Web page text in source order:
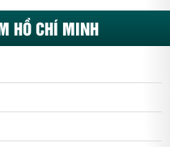
HỒ CHÍ MINH